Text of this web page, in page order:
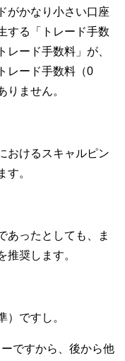
がかなり小さい口座
する「トレード手数
レード手数料」が、
レード手数料（0
りません。
おけるスキャルピン
す。
あったとしても、ま
推奨します。
）ですし。
ですから、後から他